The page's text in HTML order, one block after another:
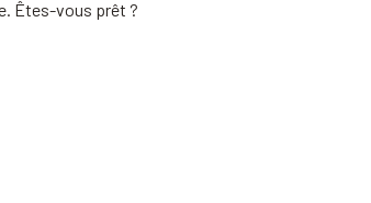
Êtes-vous prêt ?